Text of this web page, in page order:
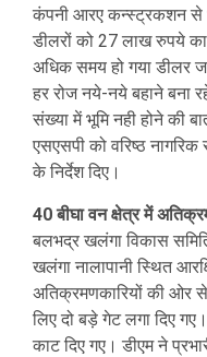
कंपनी आरए कन्स्ट्रकशन से
डीलरों को 27 लाख रुपये
अधिक समय हो गया डीलर
हर रोज नये-नये बहाने बना
संख्या में भूमि नही होने की
एसएसपी को वरिष्ठ
के निर्देश दिए।
40 बीघा वन क्षेत्र में
बलभद्र खलंगा विकास
खलंगा नालापानी स्थित
अतिक्रमणकारियों की ओर
लिए दो बड़े गेट लगा दिए
काट दिए गए। डीएम ने